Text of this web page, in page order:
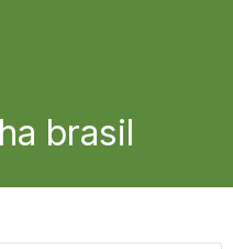
brasil